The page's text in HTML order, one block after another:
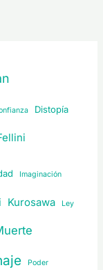
Distopía
Imaginación
Kurosawa Ley
Poder